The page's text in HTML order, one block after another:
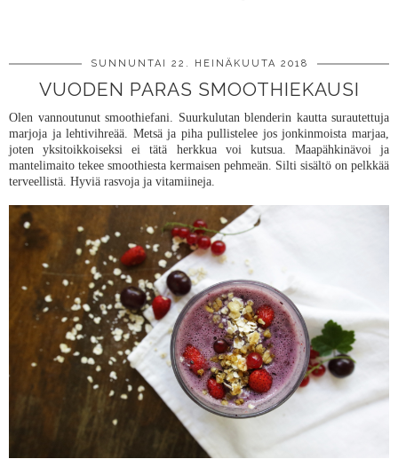
SUNNUNTAI 22. HEINÄKUUTA 2018
VUODEN PARAS SMOOTHIEKAUSI
Olen vannoutunut smoothiefani. Suurkulutan blenderin kautta surautettuja
marjoja ja lehtivihreää. Metsä ja piha pullistelee jos jonkinmoista marjaa,
joten yksitoikkoiseksi ei tätä herkkua voi kutsua. Maapähkinävoi ja
mantelimaito tekee smoothiesta kermaisen pehmeän. Silti sisältö on pelkkää
terveellistä. Hyviä rasvoja ja vitamiineja.